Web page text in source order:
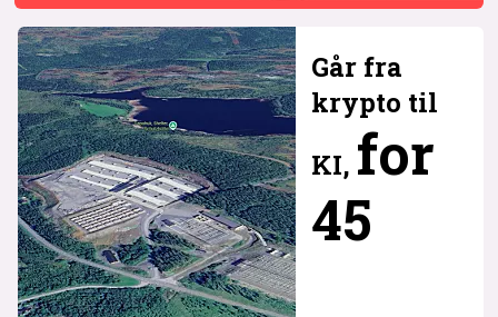
Går fra
krypto til
KI, for
45